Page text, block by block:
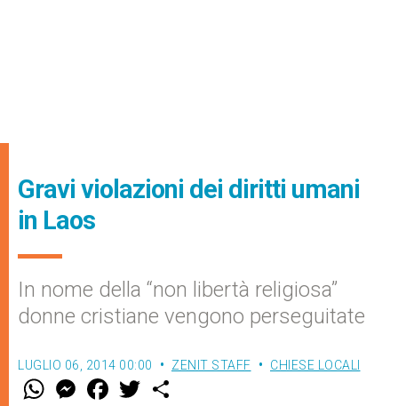
Gravi violazioni dei diritti umani
in Laos
In nome della “non libertà religiosa”
donne cristiane vengono perseguitate
LUGLIO 06, 2014 00:00 ZENIT STAFF CHIESE LOCALI
W M
e
F
a w